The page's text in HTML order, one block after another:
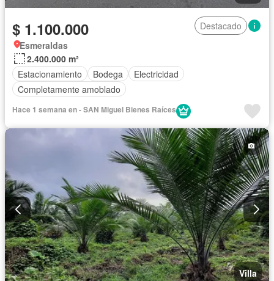
$ 1.100.000
Destacado
Esmeraldas
2.400.000 m²
Estacionamiento
Bodega
Electricidad
Completamente amoblado
Hace 1 semana en - SAN Miguel Bienes Raíces
Villa